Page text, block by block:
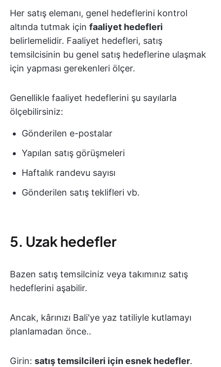
Her satış elemanı, genel hedeflerini kontrol
altında tutmak için faaliyet hedefleri
belirlemelidir. Faaliyet hedefleri, satış
temsilcisinin bu genel satış hedeflerine ulaşmak
için yapması gerekenleri ölçer.
Genellikle faaliyet hedeflerini şu sayılarla
ölçebilirsiniz:
Gönderilen e-postalar
Yapılan satış görüşmeleri
Haftalık randevu sayısı
Gönderilen satış teklifleri vb.
5. Uzak hedefler
Bazen satış temsilciniz veya takımınız satış
hedeflerini aşabilir.
Ancak, kârınızı Bali'ye yaz tatiliyle kutlamayı
planlamadan önce..
Girin: satış temsilcileri için esnek hedefler.